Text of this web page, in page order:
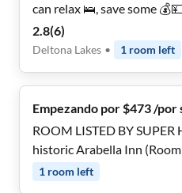
can relax 🛌, save some
2.8(6)
Deltona Lakes • 1 room left
Empezando por $473 /por
ROOM LISTED BY
historic Arabella Inn
1 room left